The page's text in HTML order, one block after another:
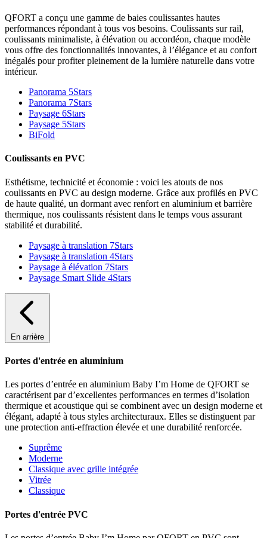
QFORT a conçu une gamme de baies coulissantes hautes
performances répondant à tous vos besoins. Coulissants sur rail,
coulissants minimaliste, à élévation ou accordéon, chaque modèle
vous offre des fonctionnalités innovantes, à l’élégance et au confort
inégalés pour profiter pleinement de la lumière naturelle dans votre
intérieur.
Panorama 5Stars
Panorama 7Stars
Paysage 6Stars
Paysage 5Stars
BiFold
Coulissants en PVC
Esthétisme, technicité et économie : voici les atouts de nos
coulissants en PVC au design moderne. Grâce aux profilés en PVC
de haute qualité, un dormant avec renfort en aluminium et barrière
thermique, nos coulissants résistent dans le temps vous assurant
stabilité et durabilité.
Paysage à translation 7Stars
Paysage à translation 4Stars
Paysage à élévation 7Stars
Paysage Smart Slide 4Stars
En arrière
Portes d'entrée en aluminium
Les portes d’entrée en aluminium Baby I’m Home de QFORT se
caractérisent par d’excellentes performances en termes d’isolation
thermique et acoustique qui se combinent avec un design moderne et
élégant, adapté à tous styles architecturaux. Elles se distinguent par
une protection anti-effraction élevée et une durabilité renforcée.
Suprême
Moderne
Classique avec grille intégrée
Vitrée
Classique
Portes d'entrée PVC